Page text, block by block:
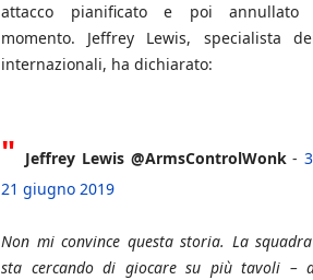
attacco pianificato e poi annullato
momento. Jeffrey Lewis, specialista
internazionali, ha dichiarato:
" Jeffrey Lewis @ArmsControlWonk-
21 giugno 2019
Non mi convince questa storia. La
sta cercando di giocare su più tavoli –